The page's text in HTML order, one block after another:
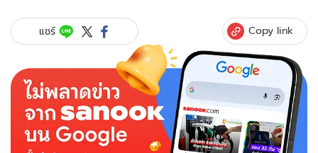
แชร์ Copy link